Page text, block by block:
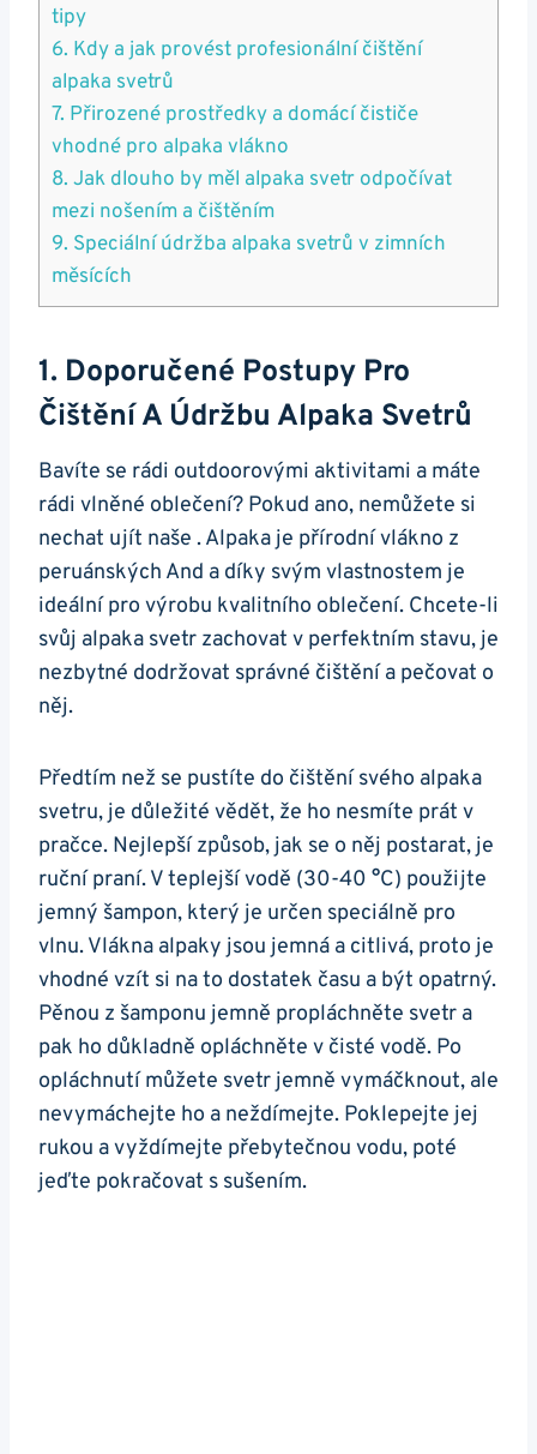
tipy
6. Kdy ​a jak provést profesionální čištění
alpaka svetrů
7. Přirozené prostředky a domácí čističe
vhodné pro alpaka vlákno
8. Jak dlouho by měl alpaka svetr odpočívat
mezi nošením a čištěním
9. Speciální údržba alpaka svetrů v zimních
měsících
1. ⁢Doporučené Postupy Pro
Čištění ‌a Údržbu Alpaka Svetrů
Bavíte ​se rádi outdoorovými ⁢aktivitami⁤ a ​máte
rádi vlněné oblečení? Pokud ano, nemůžete si
‌nechat​ ujít naše . Alpaka⁤ je přírodní vlákno z
peruánských And a díky ‍svým⁤ vlastnostem je
ideální pro výrobu kvalitního‌ oblečení. Chcete-li
svůj ⁢alpaka svetr zachovat v perfektním‍ stavu, je
nezbytné dodržovat správné ​čištění a pečovat o
něj.
Předtím než se pustíte​ do čištění svého alpaka
svetru, je ​důležité vědět, že ho nesmíte prát ⁢v⁢
pračce. Nejlepší způsob,​ jak se o něj postarat, je
ruční praní. ⁢V teplejší vodě (30-40 °C) použijte
jemný⁣ šampon, který je určen speciálně⁣ pro
vlnu. ⁣Vlákna alpaky jsou‌ jemná a citlivá, proto je
vhodné vzít si na to ‍dostatek času a⁢ být opatrný.
Pěnou​ z šamponu jemně propláchněte⁤ svetr ‌a
pak ho důkladně‍ opláchněte ‌v čisté⁤ vodě. Po
opláchnutí můžete svetr jemně vymáčknout,⁣ ale
nevymáchejte ho a⁢ neždímejte. Poklepejte jej
rukou a‌ vyždímejte přebytečnou ‍vodu,‌ poté
jeďte ‌pokračovat s sušením.